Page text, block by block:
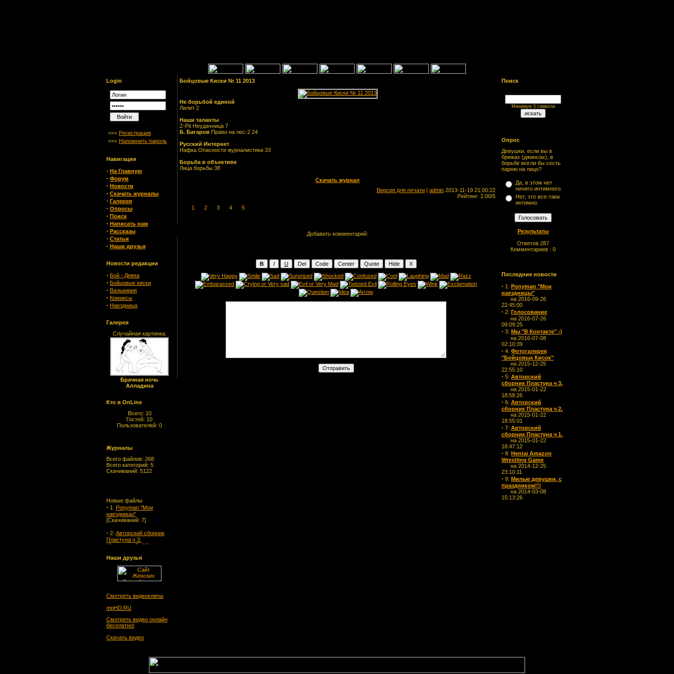
Login
>>> Регистрация
>>> Напомнить пароль
Навигация
· На Главную
· Форум
· Новости
· Скачать журналы
· Галерея
· Опросы
· Поиск
· Написать нам
· Рассказы
· Статьи
· Наши друзья
Новости редакции
· Бой - Девка
· Бойцовые киски
· Валькирия
· Комиксы
· Наездница
Галерея
Случайная картинка:
Брачная ночь
Алладина
Кто в OnLine
Всего: 10
Гостей: 10
Пользователей: 0
Журналы
Всего файлов: 268
Всего категорий: 5
Скачиваний: 5122
Новые файлы
· 1: Ponyman "Мои
наездницы"
[Скачиваний: 7]
2:
Авторский сборник
Пластуна ч 3.
[Скачиваний: 10]
·3:Авторский сборник
Пластуна ч 2.
[Скачиваний: 10]
Авторский сборник
[Скачиваний: 17]
·5:Альманах "Бой-
[Скачиваний: 20]
[Скачиваний: 32]
Наши друзья
Смотреть видеоклипы
mpHD.RU
Смотреть видео онлайн
бесплатно!
Скачать видео
Бойцовые Киски № 11 2013
Не борьбой единой
Лилит 2
Наши таланты
Z-Pit Неудачница 7
Б. Багаров Право на лес-2 24
Русский Интернет
Нафка Опасности журналистики 33
Борьба в объективе
Лица борьбы 38
Скачать журнал
Версия для печати | admin 2013-11-19 21:00:22
Рейтинг: 2.00/5
1
2 3 4 5
Добавить комментарий:
Поиск
Минимум 3 символа
Опрос
Девушки, если вы в
брюках (джинсах), в
борьбе могли бы сесть
парню на лицо?
Да, в этом нет
ничего интимного.
Нет, это все-таки
интимно.
Результаты
Ответов 287
Комментариев : 0
Последние новости
· 1: Ponyman "Мои
наездницы"
на 2016-09-26
22:45:00
· 2: Голосование
на 2016-07-26
09:09:25
· 3: Мы "В Контакте" :)
на 2016-07-08
02:10:39
· 4: Фотогалерея
"Бойцовых Кисок"
на 2015-12-25
22:55:10
· 5: Авторский
сборник Пластуна ч 3.
на 2015-01-22
18:58:26
· 6: Авторский
сборник Пластуна ч 2.
на 2015-01-22
18:55:01
· 7: Авторский
сборник Пластуна ч 1.
на 2015-01-22
18:47:12
· 8: Hentai Amazon
Wrestling Game
на 2014-12-25
23:10:11
· 9: Милые девушки, с
праздником!!!
на 2014-03-08
15:13:26